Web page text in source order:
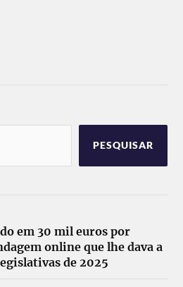
PESQUISAR
em 30 mil euros por
online que lhe dava a
de 2025